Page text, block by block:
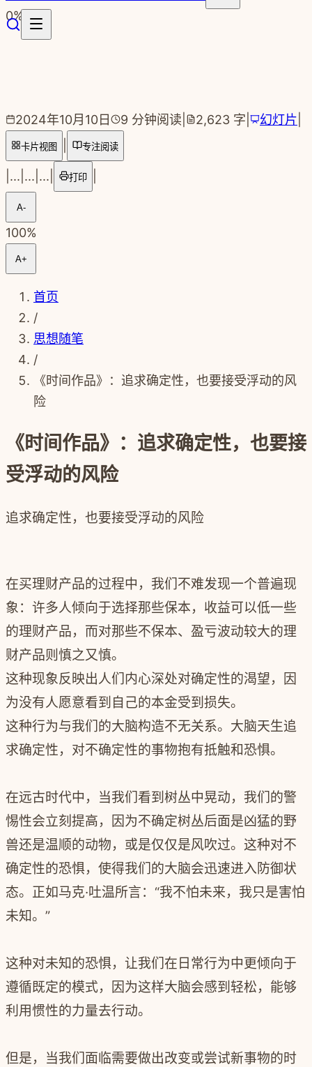
跳转到主要内容
0%
2024年10月10日 9 分钟阅读 2,623 字 幻灯片
卡片视图 专注阅读
... ... ... 打印
A-
100%
A+
首页
/
思想随笔
/
《时间作品》：追求确定性，也要接受浮动的风
险
《时间作品》：追求确定性，也要接
受浮动的风险
追求确定性，也要接受浮动的风险
在买理财产品的过程中，我们不难发现一个普遍现
象：许多人倾向于选择那些保本，收益可以低一些
的理财产品，而对那些不保本、盈亏波动较大的理
财产品则慎之又慎。
这种现象反映出人们内心深处对确定性的渴望，因
为没有人愿意看到自己的本金受到损失。
这种行为与我们的大脑构造不无关系。大脑天生追
求确定性，对不确定性的事物抱有抵触和恐惧。
在远古时代中，当我们看到树丛中晃动，我们的警
惕性会立刻提高，因为不确定树丛后面是凶猛的野
兽还是温顺的动物，或是仅仅是风吹过。这种对不
确定性的恐惧，使得我们的大脑会迅速进入防御状
态。正如马克·吐温所言：“我不怕未来，我只是害怕
未知。”
这种对未知的恐惧，让我们在日常行为中更倾向于
遵循既定的模式，因为这样大脑会感到轻松，能够
利用惯性的力量去行动。
但是，当我们面临需要做出改变或尝试新事物的时